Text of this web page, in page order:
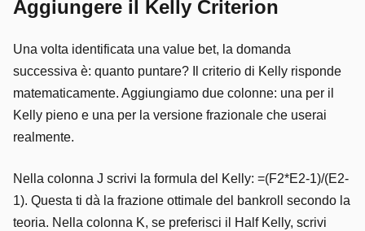
Aggiungere il Kelly Criterion
Una volta identificata una value bet, la domanda
successiva è: quanto puntare? Il criterio di Kelly risponde
matematicamente. Aggiungiamo due colonne: una per il
Kelly pieno e una per la versione frazionale che userai
realmente.
Nella colonna J scrivi la formula del Kelly: =(F2*E2-1)/(E2-
1). Questa ti dà la frazione ottimale del bankroll secondo la
teoria. Nella colonna K, se preferisci il Half Kelly, scrivi